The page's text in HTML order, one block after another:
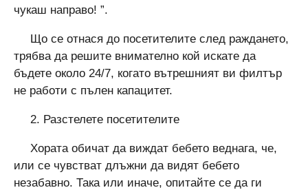
чукаш направо! ”.
Що се отнася до посетителите след раждането,
трябва да решите внимателно кой искате да
бъдете около 24/7, когато вътрешният ви филтър
не работи с пълен капацитет.
2. Разстелете посетителите
Хората обичат да виждат бебето веднага, че,
или се чувстват длъжни да видят бебето
незабавно. Така или иначе, опитайте се да ги